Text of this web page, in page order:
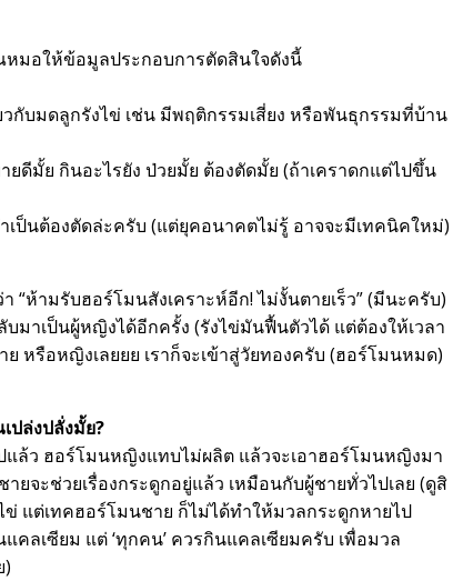
หมอให้ข้อมูลประกอบการตัดสินใจดังนี้
กับมดลูกรังไข่ เช่น มีพฤติกรรมเสี่ยง หรือพันธุกรรมที่บ้าน
ดีมั้ย กินอะไรยัง ป่วยมั้ย ต้องตัดมั้ย (ถ้าเคราดกแต่ไปขึ้น
ป็นต้องตัดล่ะครับ (แต่ยุคอนาคตไม่รู้ อาจจะมีเทคนิคใหม่)
“ห้ามรับฮอร์โมนสังเคราะห์อีก! ไม่งั้นตายเร็ว” (มีนะครับ)
มาเป็นผู้หญิงได้อีกครั้ง (รังไข่มันฟื้นตัวได้ แต่ต้องให้เวลา
หรือหญิงเลยยย เราก็จะเข้าสู่วัยทองครับ (ฮอร์โมนหมด)
ปล่งปลั่งมั้ย?
ล้ว ฮอร์โมนหญิงแทบไม่ผลิต แล้วจะเอาฮอร์โมนหญิงมา
จะช่วยเรื่องกระดูกอยู่แล้ว เหมือนกับผู้ชายทั่วไปเลย (ดูสิ
ข่ แต่เทคฮอร์โมนชาย ก็ไม่ได้ทำให้มวลกระดูกหายไป
ลเซียม แต่ ‘ทุกคน’ ควรกินแคลเซียมครับ เพื่อมวล